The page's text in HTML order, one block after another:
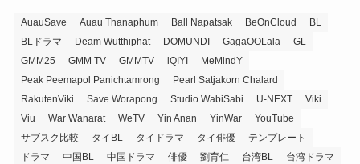
AuauSave Auau Thanaphum Ball Napatsak BeOnCloud
BL
BLドラマ
Deam Wutthiphat DOMUNDI GagaOOLala
GL
GMM25
GMM TV GMMTV iQIYI
MeMindY
Peak Peemapol Panichtamrong
Pearl Satjakorn Chalard
RakutenViki
Save Worapong Studio WabiSabi U-NEXT
Viki
Viu
War Wanarat WeTV Yin Anan YinWar
YouTube
サブスク比較
タイBL タイドラマ タイ俳優
テンプレート
ドラマ
中国BL 中国ドラマ 俳優 劉育仁 台湾BL
台湾ドラマ